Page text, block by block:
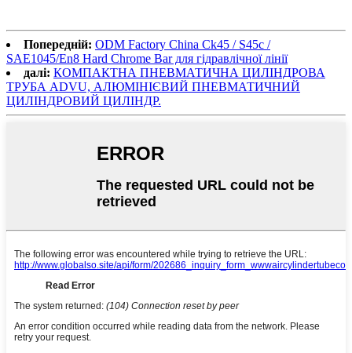
Попередній: ODM Factory China Ck45 / S45c /
SAE1045/En8 Hard Chrome Bar для гідравлічної лінії
далі: КОМПАКТНА ПНЕВМАТИЧНА ЦИЛІНДРОВА
ТРУБА ADVU, АЛЮМІНІЄВИЙ ПНЕВМАТИЧНИЙ
ЦИЛІНДРОВИЙ ЦИЛІНДР.